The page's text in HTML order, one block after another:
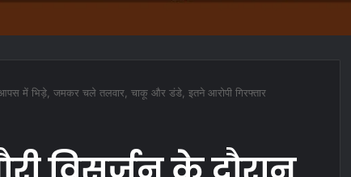
आपस में भिड़े, जमकर चले तलवार, चाकू और डंडे, इतने आरोपी गिरफ्तार